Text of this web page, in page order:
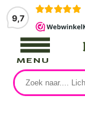
9,7
MENU